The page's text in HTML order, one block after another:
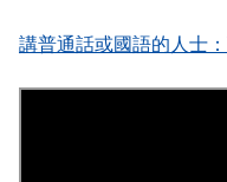
講普通話或國語的人士